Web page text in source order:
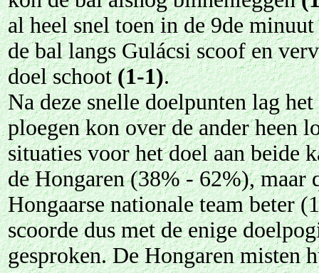
al heel snel toen in de 9de
de bal langs Gulácsi scoof en
doel schoot(1-1).
Na deze snelle doelpunten lag
ploegen kon over de ander heen
situaties voor het doel aan beide
de Hongaren (38% - 62%), maar
Hongaarse nationale team beter
scoorde dus met de enige
gesproken. De Hongaren misten